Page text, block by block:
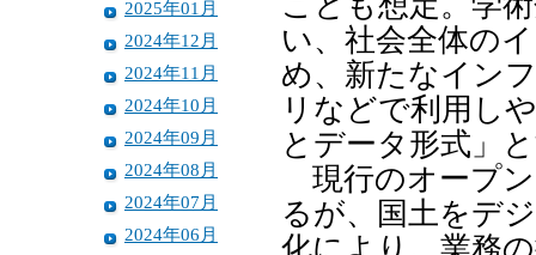
2025年01月
2024年12月
2024年11月
2024年10月
2024年09月
2024年08月
2024年07月
2024年06月
い、社会全体の
め、新たなイン
リなどで利用し
とデータ形式」
現行のオープ
るが、国土をデ